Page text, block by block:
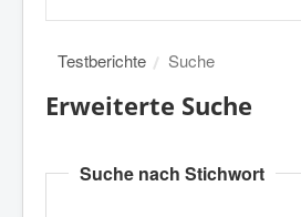
Testberichte Suche
Erweiterte Suche
Suche nach Stichwort